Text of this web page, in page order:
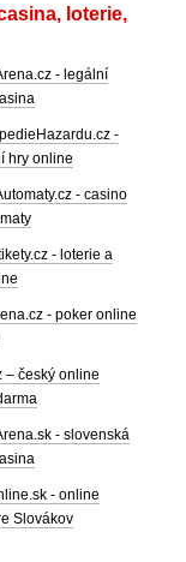
loterie,
- legální
-
hry online
- casino
- loterie a
- poker online
– český online
- slovenská
- online
Slovákov